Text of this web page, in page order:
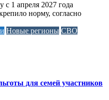
с 1 апреля 2027 года
норму, согласно
Новые регионы СВО
для семей участников